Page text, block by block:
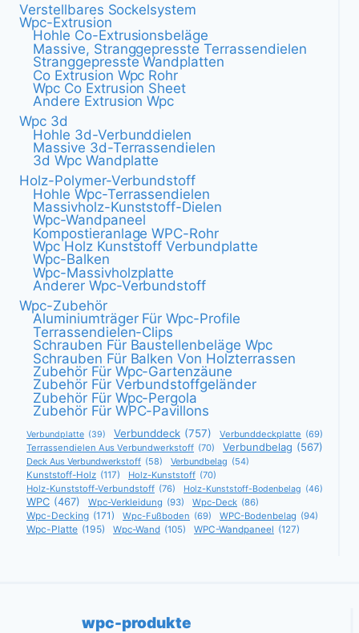
Verstellbares Sockelsystem
Wpc-Extrusion
Hohle Co-Extrusionsbeläge
Massive, Stranggepresste Terrassendielen
Stranggepresste Wandplatten
Co Extrusion Wpc Rohr
Wpc Co Extrusion Sheet
Andere Extrusion Wpc
Wpc 3d
Hohle 3d-Verbunddielen
Massive 3d-Terrassendielen
3d Wpc Wandplatte
Holz-Polymer-Verbundstoff
Hohle Wpc-Terrassendielen
Massivholz-Kunststoff-Dielen
Wpc-Wandpaneel
Kompostieranlage WPC-Rohr
Wpc Holz Kunststoff Verbundplatte
Wpc-Balken
Wpc-Massivholzplatte
Anderer Wpc-Verbundstoff
Wpc-Zubehör
Aluminiumträger Für Wpc-Profile
Terrassendielen-Clips
Schrauben Für Baustellenbeläge Wpc
Schrauben Für Balken Von Holzterrassen
Zubehör Für Wpc-Gartenzäune
Zubehör Für Verbundstoffgeländer
Zubehör Für Wpc-Pergola
Zubehör Für WPC-Pavillons
Verbundplatte (39) Verbunddeck (757) Verbunddeckplatte (69)
Terrassendielen Aus Verbundwerkstoff (70) Verbundbelag (567)
Deck Aus Verbundwerkstoff (58) Verbundbelag (54)
Kunststoff-Holz (117) Holz-Kunststoff (70)
Holz-Kunststoff-Verbundstoff (76) Holz-Kunststoff-Bodenbelag (46)
WPC (467) Wpc-Verkleidung (93) Wpc-Deck (86)
Wpc-Decking (171) Wpc-Fußboden (69) WPC-Bodenbelag (94)
Wpc-Platte (195) Wpc-Wand (105) WPC-Wandpaneel (127)
wpc-produkte